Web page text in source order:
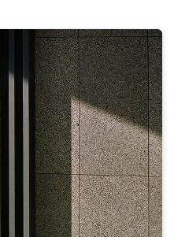
consider with third party